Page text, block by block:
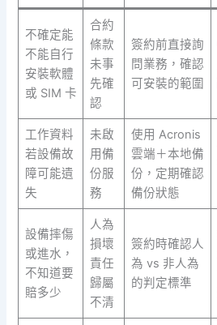
不確定能
不能自行
安裝軟體
或 SIM 卡
合約
條款
未事
先確
認
簽約前直接詢
問業務，確認
可安裝的範圍
工作資料
若設備故
障可能遺
失
未啟
用備
份服
務
使用 Acronis
雲端＋本地備
份，定期確認
備份狀態
設備摔傷
或進水，
不知道要
賠多少
人為
損壞
責任
歸屬
不清
簽約時確認人
為 vs 非人為
的判定標準